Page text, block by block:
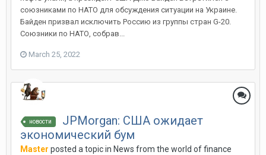
союзниками по НАТО для обсуждения ситуации на Украине.
Байден призвал исключить Россию из группы стран G-20.
Союзники по НАТО, собрав...
March 25, 2022
новости
JPMorgan: США ожидает
экономический бум
Master posted a topic in News from the world of finance